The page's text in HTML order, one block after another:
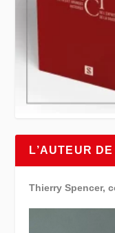
L’AUTEUR
Thierry Spencer,